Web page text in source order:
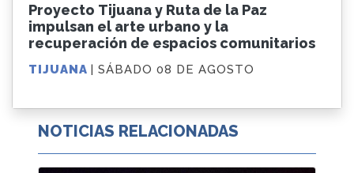
Proyecto Tijuana y Ruta de la Paz
impulsan el arte urbano y la
recuperación de espacios comunitarios
TIJUANA | SÁBADO 08 DE AGOSTO
NOTICIAS RELACIONADAS